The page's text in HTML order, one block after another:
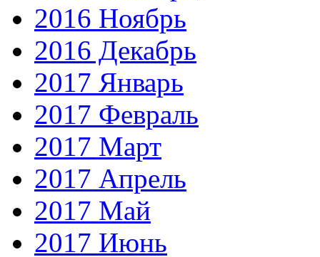
2016 Ноябрь
2016 Декабрь
2017 Январь
2017 Февраль
2017 Март
2017 Апрель
2017 Май
2017 Июнь